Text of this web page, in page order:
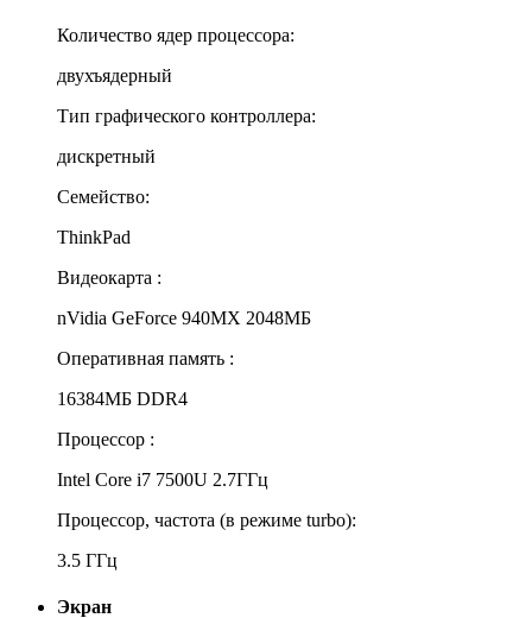
Количество ядер процессора:
двухъядерный
Тип графического контроллера:
дискретный
Семейство:
ThinkPad
Видеокарта :
nVidia GeForce 940MX 2048МБ
Оперативная память :
16384МБ DDR4
Процессор :
Intel Core i7 7500U 2.7ГГц
Процессор, частота (в режиме turbo):
3.5 ГГц
Экран